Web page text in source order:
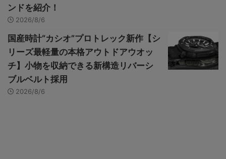
ンドを紹介！
2026/8/6
国産時計“カシオ”プロトレック新作【シ
リーズ最軽量の本格アウトドアウオッ
チ】小物を収納できる新構造リバーシ
ブルベルト採用
2026/8/6